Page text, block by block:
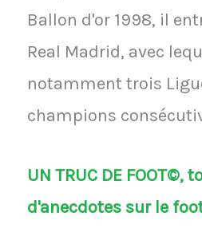
Ballon d'or 1998, il
Real Madrid, avec
notamment trois
champions
UN TRUC DE FOOT©,
d'anecdotes sur le